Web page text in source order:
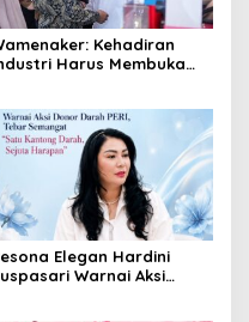
Kehadiran
Harus Membuka
Elegan Hardini
Warnai Aksi